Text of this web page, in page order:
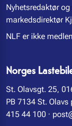
Nyhetsredaktør
markedsdirektør
NLF er ikke
Norges
St. Olavsgt. 25,
PB 7134 St.
415 44 100 ·